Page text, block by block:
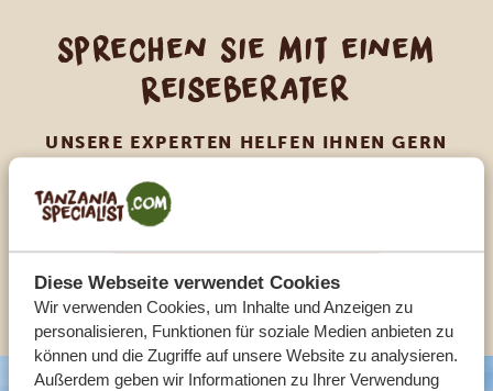
Diese Webseite verwendet Cookies
Wir verwenden Cookies, um Inhalte und Anzeigen zu
personalisieren, Funktionen für soziale Medien anbieten zu
können und die Zugriffe auf unsere Website zu analysieren.
Außerdem geben wir Informationen zu Ihrer Verwendung
Sprechen Sie mit einem
Reiseberater
UNSERE EXPERTEN HELFEN IHNEN GERN
ANDERE LÄNDER